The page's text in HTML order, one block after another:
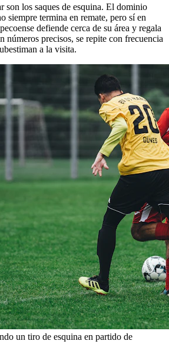
son los saques de esquina. El dominio
siempre termina en remate, pero sí en
defiende cerca de su área y regala
números precisos, se repite con frecuencia
a la visita.
un tiro de esquina en partido de